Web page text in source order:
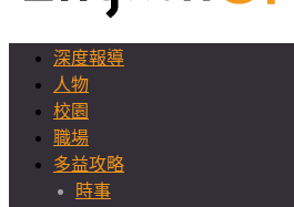
深度報導
人物
校園
職場
多益攻略
時事